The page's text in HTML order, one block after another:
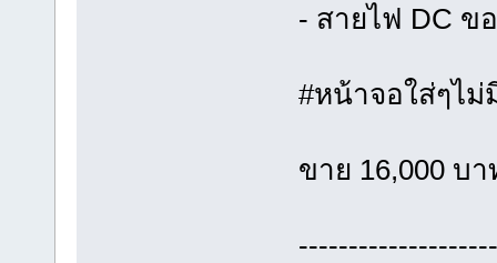
- สายไฟ DC ข
#หน้าจอใส่ๆไม่
ขาย 16,000 บา